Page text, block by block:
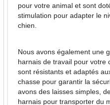
pour votre animal et sont
stimulation pour adapter le
chien.
Nous avons également une
harnais de travail pour votre
sont résistants et adaptés
chasse pour garantir la
avons des laisses simples,
harnais pour transporter du